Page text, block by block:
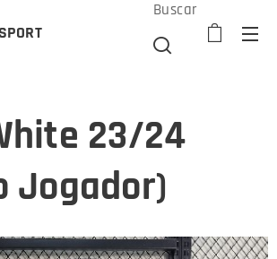
Buscar
23/24
Jogador)